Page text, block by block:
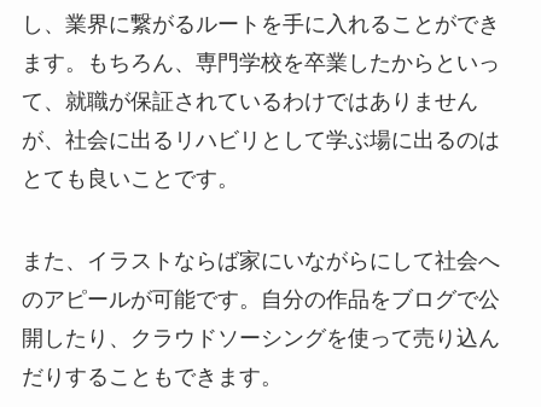
し、業界に繋がるルートを手に入れることができ
ます。もちろん、専門学校を卒業したからといっ
て、就職が保証されているわけではありません
が、社会に出るリハビリとして学ぶ場に出るのは
とても良いことです。
また、イラストならば家にいながらにして社会へ
のアピールが可能です。自分の作品をブログで公
開したり、クラウドソーシングを使って売り込ん
だりすることもできます。